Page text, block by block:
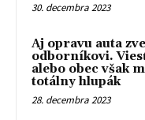
30. decembra 2023
Aj opravu auta
odborníkovi.
alebo obec však
totálny hlupák
28. decembra 2023